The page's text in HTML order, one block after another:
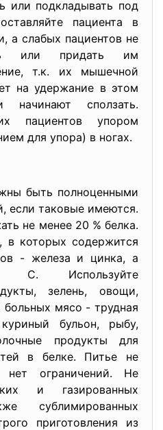
или подкладывать под
пациента в
а слабых пациентов не
или придать им
т.к. их мышечной
на удержание в этом
сползать.
пациентов упором
для упора) в ногах.
быть полноценными
если таковые имеются.
не менее 20 % белка.
в которых содержится
- железа и цинка, а
С. Используйте
зелень, овощи,
мясо - трудная
бульон, рыбу,
продукты для
в белке. Питье не
ограничений. Не
и газированных
сублимированных
приготовления из